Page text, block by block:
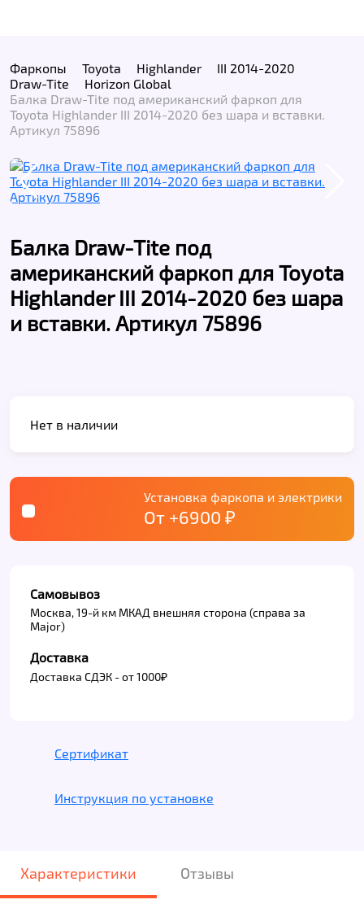
Фаркопы Toyota Highlander
III 2014-2020
Draw-Tite
Horizon Global
Балка Draw-Tite под американский фаркоп для
Toyota Highlander III 2014-2020 без шара и вставки.
Артикул 75896
Балка Draw-Tite под
американский фаркоп для Toyota
Highlander III 2014-2020 без шара
и вставки. Артикул 75896
Сертификат
Инструкция по установке
Нет в наличии
Установка фаркопа и электрики
От +6900 ₽
Самовывоз
Москва, 19-й км МКАД внешняя сторона (справа за
Major)
Доставка
Доставка СДЭК - от 1000₽
Характеристики Отзывы